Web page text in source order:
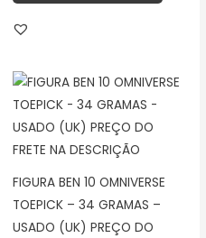
FIGURA BEN 10 OMNIVERSE
TOEPICK – 34 GRAMAS –
USADO (UK) PREÇO DO